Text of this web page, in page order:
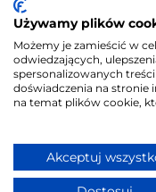
PRIME MMA
Żużlowa Ekstraliga
Speedway Grand Prix
Skoki narciarskie
Kontakt•
Używamy plików
Możemy je zamieścić w
odwiedzających,
spersonalizowanych
doświadczenia na stronie
na temat plików cookie,
Akceptuj